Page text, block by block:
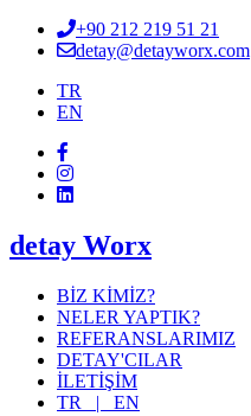
+90 212 219 51 21
detay@detayworx.com
TR
EN
detay Worx
BİZ KİMİZ?
NELER YAPTIK?
REFERANSLARIMIZ
DETAY'CILAR
İLETİŞİM
TR | EN